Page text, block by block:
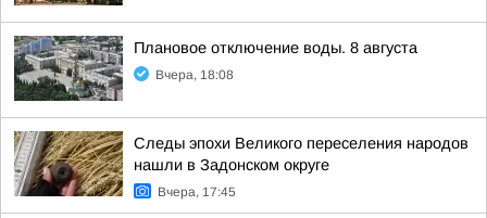
Плановое отключение воды. 8 августа
Вчера, 18:08
Следы эпохи Великого переселения народов
нашли в Задонском округе
Вчера, 17:45